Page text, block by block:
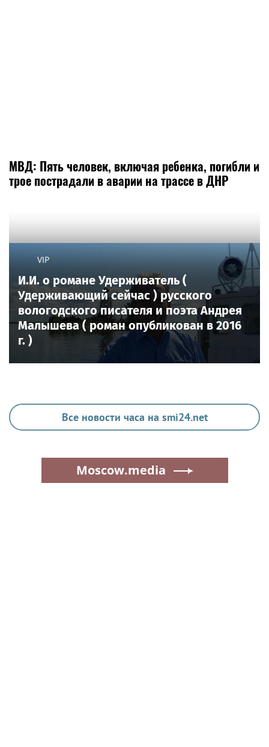
МВД: Пять человек, включая ребенка, погибли и
трое пострадали в аварии на трассе в ДНР
VIP
И.И. о романе Удерживатель (
Удерживающий сейчас ) русского
вологодского писателя и поэта Андрея
Малышева ( роман опубликован в 2016
г. )
Все новости часа на smi24.net
Moscow.media